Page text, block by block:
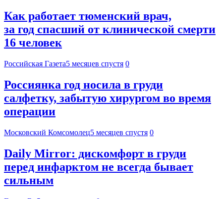
Как работает тюменский врач,
за год спасший от клинической смерти
16 человек
Российская Газета5 месяцев спустя 0
Россиянка год носила в груди
салфетку, забытую хирургом во время
операции
Московский Комсомолец5 месяцев спустя 0
Daily Mirror: дискомфорт в груди
перед инфарктом не всегда бывает
сильным